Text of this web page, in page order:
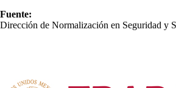
Fuente:
Dirección de Normalización en Seguridad y